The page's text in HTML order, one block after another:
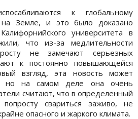
к глобальному
на Земле, и это было доказано
университета в
что из-за медлительности
не замечают серьезных
к постоянно повышающейся
взгляд, эта новость может
но на самом деле она очень
считают, что в определенный
свариться заживо, не
опасного и жаркого климата.